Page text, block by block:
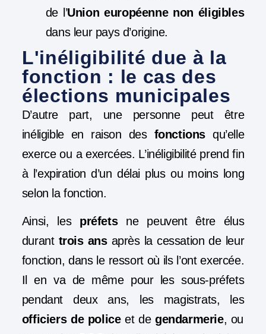
de l’Union européenne non éligibles
dans leur pays d’origine.
L'inéligibilité due à la
fonction : le cas des
élections municipales
D’autre part, une personne peut être
inéligible en raison des fonctionsqu’elle
exerce ou a exercées. L’inéligibilité prend fin
à l’expiration d’un délai plus ou moins long
selon la fonction.
Ainsi, les préfetsne peuvent être élus
duranttrois ans après la cessation de leur
fonction, dans le ressort où ils l’ont exercée.
Il en va de même pour les sous-préfets
pendant deux ans, les magistrats, les
officiers de policeetde gendarmerie, ou